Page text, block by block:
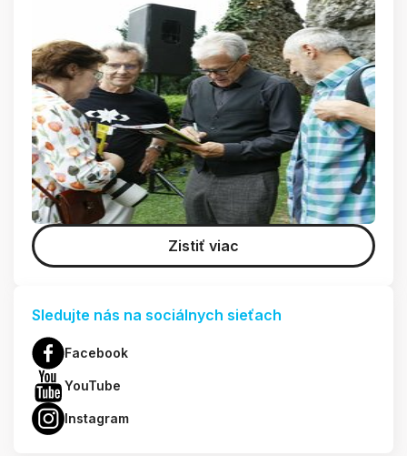
Zistiť viac
Sledujte nás na sociálnych sieťach
Facebook
YouTube
Instagram